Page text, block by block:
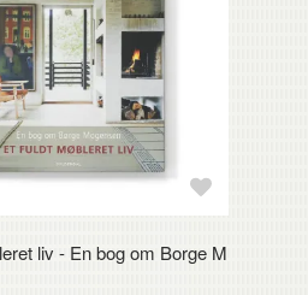
liv - En bog om Borge M